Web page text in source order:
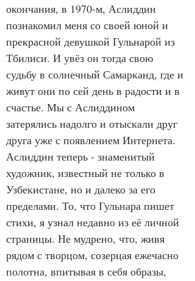
окончания, в 1970-м, Аслиддин
познакомил меня со своей юной и
прекрасной девушкой Гульнарой из
Тбилиси. И увёз он тогда свою
судьбу в солнечный Самарканд, где и
живут они по сей день в радости и в
счастье. Мы с Аслиддином
затерялись надолго и отыскали друг
друга уже с появлением Интернета.
Аслиддин теперь - знаменитый
художник, известный не только в
Узбекистане, но и далеко за его
пределами. То, что Гульнара пишет
стихи, я узнал недавно из её личной
страницы. Не мудрено, что, живя
рядом с творцом, созерцая ежечасно
полотна, впитывая в себя образы,